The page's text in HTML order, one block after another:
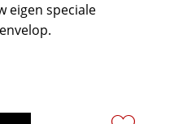
eigen speciale